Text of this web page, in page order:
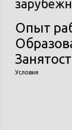
Опыт
Условия